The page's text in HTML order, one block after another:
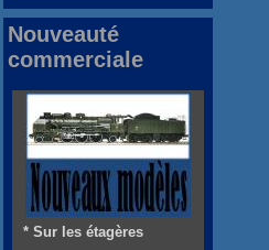
Nouveauté
commerciale
* Sur les étagères